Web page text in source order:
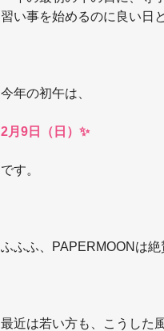
習い事を始めるのに良い日
今年の初午は、
2月9日（日）✨
です。
ふふふ、PAPERMOONは
最近は若い方も、こうした